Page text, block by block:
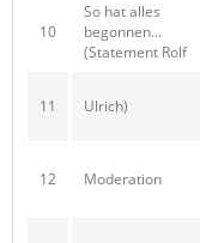
10
So hat alles
begonnen...
(Statement Rolf
11 Ulrich)
12 Moderation